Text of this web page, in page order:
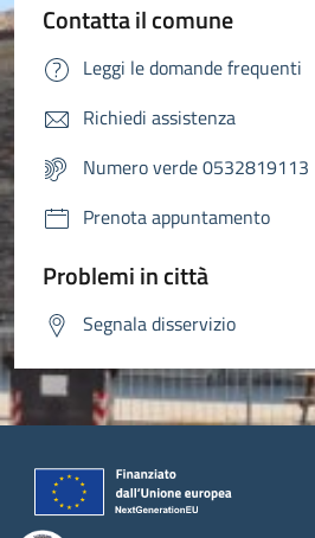
Contatta il comune
Leggi le domande frequenti
Richiedi assistenza
Numero verde 0532819113
Prenota appuntamento
Problemi in città
Segnala disservizio